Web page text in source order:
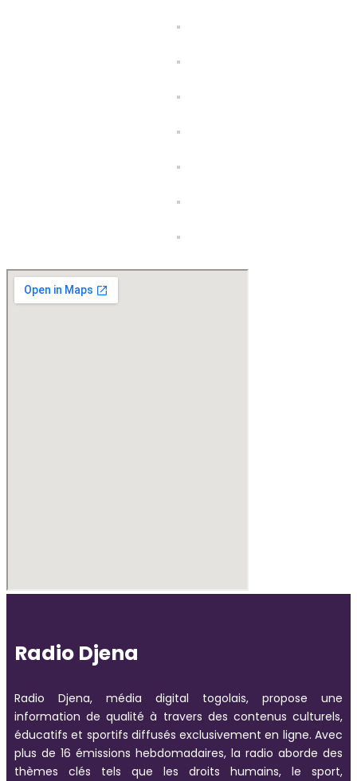
Radio Djena
Radio Djena, média digital togolais, propose une
information de qualité à travers des contenus culturels,
éducatifs et sportifs diffusés exclusivement en ligne. Avec
plus de 16 émissions hebdomadaires, la radio aborde des
thèmes clés tels que les droits humains, le sport,